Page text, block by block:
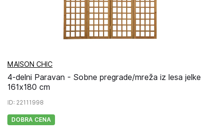
MAISON CHIC
4-delni Paravan - Sobne pregrade/mreža iz lesa jelke
161x180 cm
ID: 22111998
DOBRA CENA